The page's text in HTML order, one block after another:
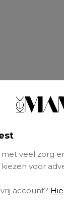
veel zorg
voor
account?